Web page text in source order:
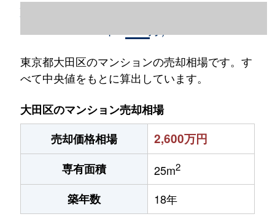
東京都大田区のマンション売却情報（2023
東京都大田区のマンションの売却相場です。す
べて中央値をもとに算出しています。
大田区のマンション売却相場
売却価格相場
2,600万円
専有面積 25m2
築年数 18年